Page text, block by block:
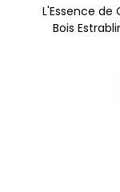
L'Essence de
Bois